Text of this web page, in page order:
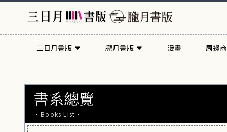
三日月書版 朧月書版 漫畫 周邊
書系總覽
·Books List·